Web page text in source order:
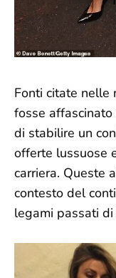
Fonti citate nelle
fosse
di stabilire un
offerte lussuose
carriera. Queste
contesto del
legami passati di